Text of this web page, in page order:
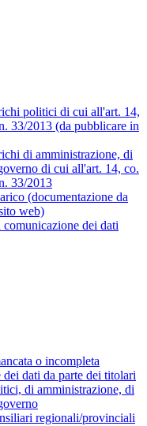
politici di cui all'art. 14,
33/2013 (da pubblicare in
di amministrazione, di
di cui all'art. 14, co.
33/2013
(documentazione da
web)
comunicazione dei dati
o incompleta
dati da parte dei titolari
di amministrazione, di
regionali/provinciali